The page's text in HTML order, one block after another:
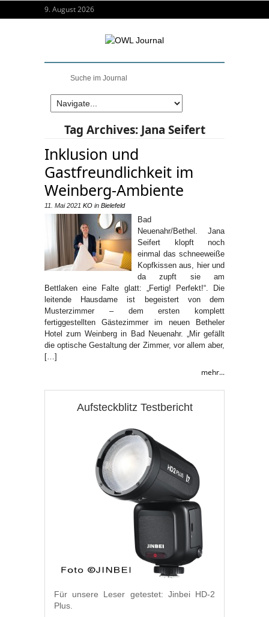
9. August 2026
Tag Archives: Jana Seifert
Inklusion und
Gastfreundlichkeit im
Weinberg-Ambiente
11. Mai 2021 KO in Bielefeld
Bad
Neuenahr/Bethel. Jana
Seifert klopft noch
einmal das schneeweiße
Kopfkissen aus, hier und
da zupft sie am
Bettlaken eine Falte glatt: „Fertig! Perfekt!“. Die
leitende Hausdame ist begeistert von dem
Musterzimmer – dem ersten komplett
fertiggestellten Gästezimmer im neuen Betheler
Hotel zum Weinberg in Bad Neuenahr. „Mir gefällt
die optische Gestaltung der Zimmer, vor allem aber,
[…]
mehr...
Aufsteckblitz Testbericht
Für unsere Leser getestet: Jinbei HD-2
Plus.